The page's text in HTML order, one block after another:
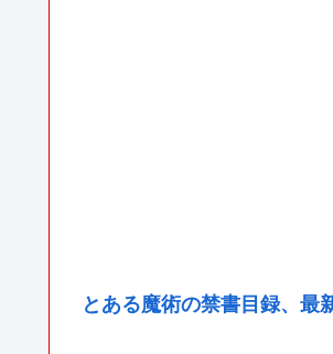
とある魔術の禁書目録、最